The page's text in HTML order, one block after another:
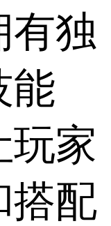
有独
能
玩家
搭配